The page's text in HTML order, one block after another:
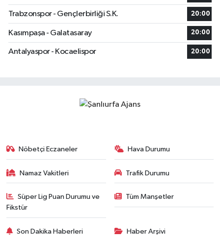
Trabzonspor - Gençlerbirliği S.K. 20:00
Kasımpaşa - Galatasaray 20:00
Antalyaspor - Kocaelispor 20:00
Nöbetçi Eczaneler Hava Durumu
Namaz Vakitleri Trafik Durumu
Süper Lig Puan Durumu ve
Fikstür
Tüm Manşetler
Son Dakika Haberleri Haber Arşivi